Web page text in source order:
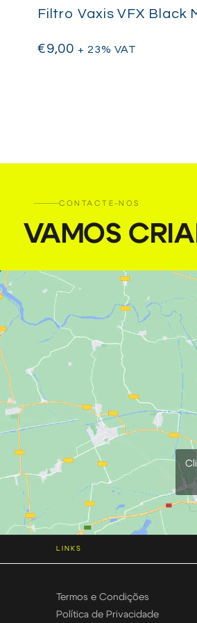
Filtro Vaxis VFX Black
€9,00 + 23% VAT
CONTACTE-NOS
VAMOS
LINKS
Termos e Condições
Política de Privacidade